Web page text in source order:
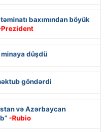
baxımından böyük
düşdü
göndərdi
və Azərbaycan
-Rubio